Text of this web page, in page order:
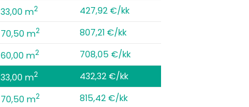
33,00 m2
427,92 €/kk
70,50 m2
807,21 €/kk
60,00 m2
708,05 €/kk
33,00 m2
432,32 €/kk
70,50 m2
815,42 €/kk